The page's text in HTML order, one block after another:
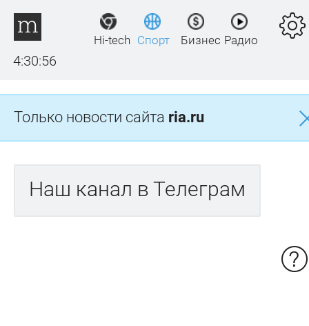
4:30:56
Hi-tech Спорт Бизнес Радио
Только новости сайта ria.ru
Наш канал в Телеграм